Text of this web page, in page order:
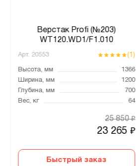
Верстак Profi (№203)
WT120.WD1/F1.010
Арт. 20553 (1)
Высота, мм
1366
Ширина, мм
1200
Глубина, мм
700
Вес, кг
64
23 265₽
25 850₽
Быстрый заказ